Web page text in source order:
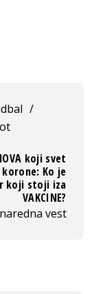
/
koji svet
korone: Ko je
koji stoji iza
VAKCINE?
naredna vest